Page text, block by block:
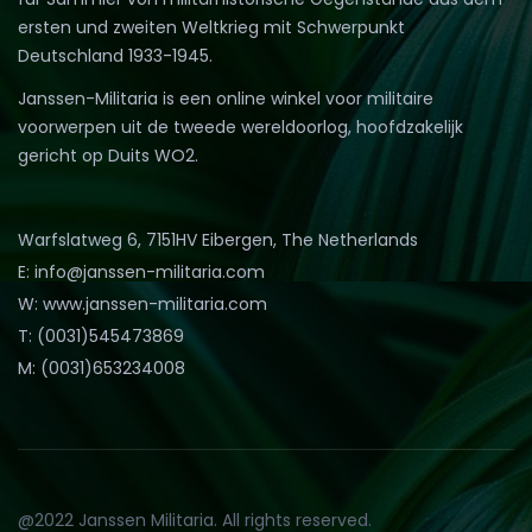
ersten und zweiten Weltkrieg mit Schwerpunkt
Deutschland 1933-1945.
Janssen-Militaria is een online winkel voor militaire
voorwerpen uit de tweede wereldoorlog, hoofdzakelijk
gericht op Duits WO2.
Warfslatweg 6, 7151HV Eibergen, The Netherlands
E: info@janssen-militaria.com
W: www.janssen-militaria.com
T: (0031)545473869
M: (0031)653234008
@2022 Janssen Militaria. All rights reserved.